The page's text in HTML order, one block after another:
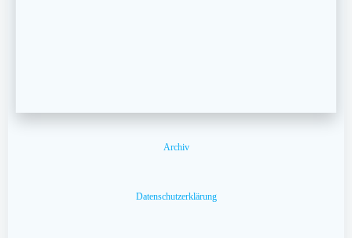
Archiv
Datenschutzerklärung